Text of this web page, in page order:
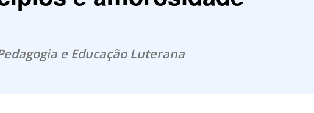
e Educação Luterana